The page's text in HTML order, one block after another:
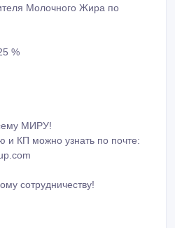
Молочного Жира по
%
МИРУ!
КП можно узнать по почте:
сотрудничеству!